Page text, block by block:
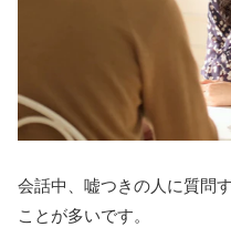
会話中、嘘つきの人に質問
ことが多いです。